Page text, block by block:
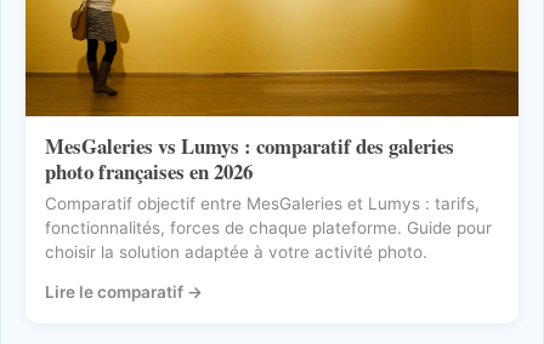
MesGaleries vs Lumys : comparatif des galeries
photo françaises en 2026
Comparatif objectif entre MesGaleries et Lumys : tarifs,
fonctionnalités, forces de chaque plateforme. Guide pour
choisir la solution adaptée à votre activité photo.
Lire le comparatif →